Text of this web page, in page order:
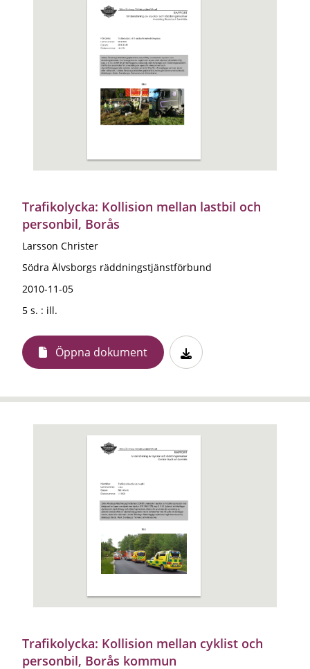
Trafikolycka: Kollision mellan lastbil och
personbil, Borås
Larsson Christer
Södra Älvsborgs räddningstjänstförbund
2010-11-05
5 s. : ill.
Öppna dokument
Trafikolycka: Kollision mellan cyklist och
personbil, Borås kommun